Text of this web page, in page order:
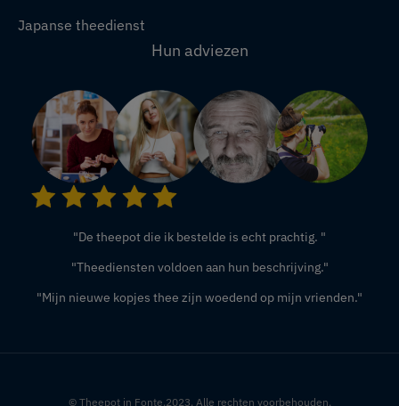
Japanse theedienst
Hun adviezen
"De theepot die ik bestelde is echt prachtig. "
"Theediensten voldoen aan hun beschrijving."
"Mijn nieuwe kopjes thee zijn woedend op mijn vrienden."
© Theepot in Fonte.2023. Alle rechten voorbehouden.